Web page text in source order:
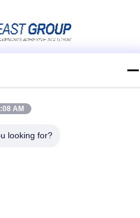
AM
looking for?